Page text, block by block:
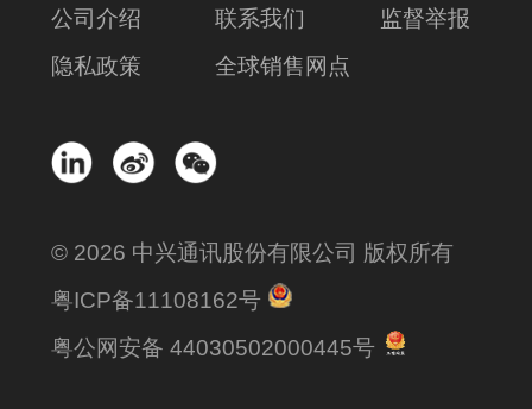
公司介绍 联系我们
监督举报
隐私政策
全球销售网点
© 2026 中兴通讯股份有限公司 版权所有
粤ICP备11108162号
粤公网安备 44030502000445号